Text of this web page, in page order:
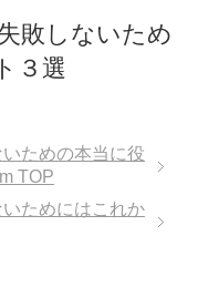
敗しないため
３選
ための本当に役
TOP
ためにはこれか